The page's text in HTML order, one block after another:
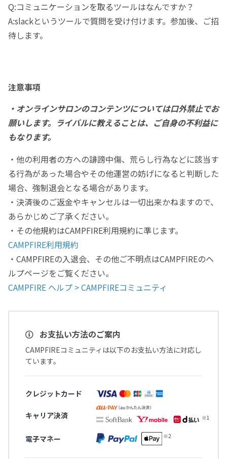
Q:コミュニケーションを取るツールはなんですか？
A:slackというツールで質問を受け付けます。参加後、ご招
待します。
注意事項
・オンラインサロンのコンテンツについては口外禁止でお
願いします。ライバルに教えることは、ご自身の不利益に
もなります。
・他の利用者の方への誹謗中傷、荒らし行為などに該当す
る行為があった場合やその他運営の妨げになると判断した
場合、強制退会となる場合があります。
・決済後のご返金やキャンセルは一切出来かねますので、
あらかじめご了承ください。
・その他規約はCAMPFIRE利用規約に準じます。
CAMPFIRE利用規約
・CAMPFIREの入退会、その他ご不明点はCAMPFIREのヘ
ルプページをご覧ください。
CAMPFIRE ヘルプ > CAMPFIREコミュニティ
お支払い方法のご案内
CAMPFIREコミュニティは以下のお支払い方法に対応し
ています。
クレジットカード
キャリア決済
電子マネー